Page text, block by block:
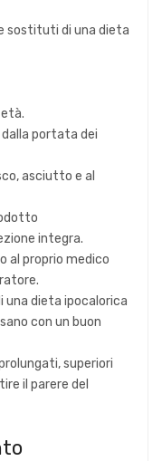
sostituti di una dieta
portata dei
asciutto e al
integra.
al proprio medico
una dieta ipocalorica
con un buon
superiori
il parere del